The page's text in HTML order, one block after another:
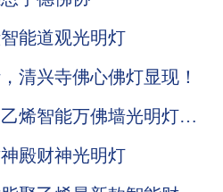
能道观光明灯
清兴寺佛心佛灯显现！
烯智能万佛墙光明灯推
殿财神光明灯